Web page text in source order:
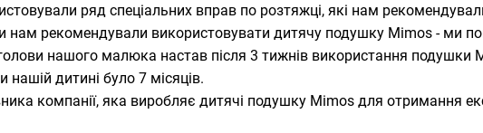
ряд спеціальних вправ по розтяжці, які нам
нам рекомендували використовувати дитячу подушку Mimos - ми
нашого малюка настав після 3 тижнів використання подушки
дитині було 7 місяців.
компанії, яка виробляє дитячі подушку Mimos для отримання